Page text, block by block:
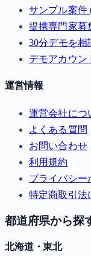
サンプル案件
提携専門家募
30分デモを相
デモアカウン
運営情報
運営会社につ
よくある質問
お問い合わせ
利用規約
プライバシー
特定商取引法
都道府県から探
北海道・東北